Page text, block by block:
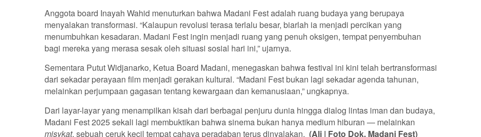
Anggota board Inayah Wahid menuturkan bahwa Madani Fest adalah ruang budaya yang berupaya
menyalakan transformasi. “Kalaupun revolusi terasa terlalu besar, biarlah ia menjadi percikan yang
menumbuhkan kesadaran. Madani Fest ingin menjadi ruang yang penuh oksigen, tempat penyembuhan
bagi mereka yang merasa sesak oleh situasi sosial hari ini,” ujarnya.
Sementara Putut Widjanarko, Ketua Board Madani, menegaskan bahwa festival ini kini telah bertransformasi
dari sekadar perayaan film menjadi gerakan kultural. “Madani Fest bukan lagi sekadar agenda tahunan,
melainkan perjumpaan gagasan tentang kewargaan dan kemanusiaan,” ungkapnya.
Dari layar-layar yang menampilkan kisah dari berbagai penjuru dunia hingga dialog lintas iman dan budaya,
Madani Fest 2025 sekali lagi membuktikan bahwa sinema bukan hanya medium hiburan — melainkan
misykat, sebuah ceruk kecil tempat cahaya peradaban terus dinyalakan. (Ali | Foto Dok. Madani Fest)